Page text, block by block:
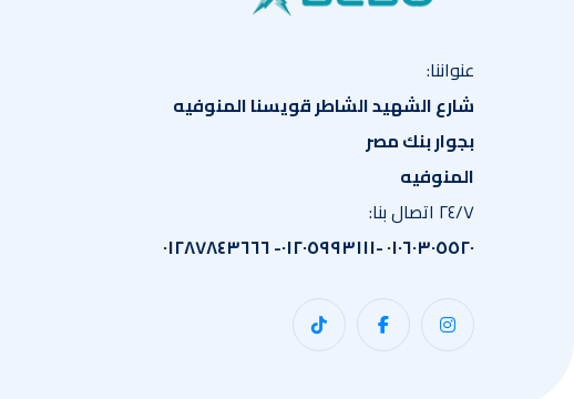
عنواننا:
شارع الشهيد الشاطر قويسنا المنوفيه
بجوار بنك مصر
المنوفيه
٢٤/٧ اتصال بنا:
٠١٠٦٠٣٠٥٥٢٠ -٠١٢٠٥٩٩٣١١١- ٠١٢٨٧٨٤٣٦٦٦